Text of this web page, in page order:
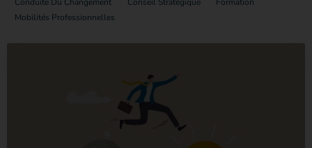
Conduite Du Changement
Conseil Stratégique
Formation
Mobilités Professionnelles